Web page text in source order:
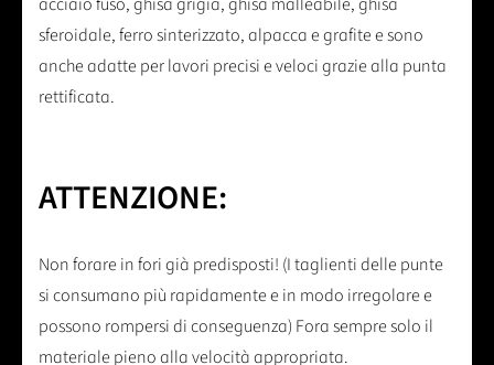
acciaio fuso, ghisa grigia, ghisa malleabile, ghisa
sferoidale, ferro sinterizzato, alpacca e grafite e sono
anche adatte per lavori precisi e veloci grazie alla punta
rettificata.
ATTENZIONE:
Non forare in fori già predisposti! (I taglienti delle punte
si consumano più rapidamente e in modo irregolare e
possono rompersi di conseguenza) Fora sempre solo il
materiale pieno alla velocità appropriata.